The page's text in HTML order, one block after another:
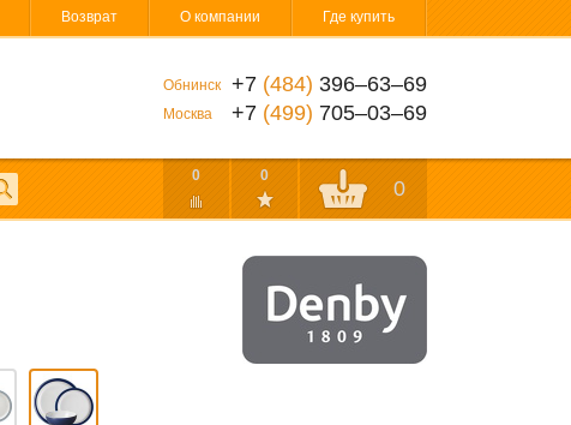
Возврат О компании Где купить
Обнинск +7 (484) 396‒63‒69
Москва +7 (499) 705‒03‒69
0 0
0